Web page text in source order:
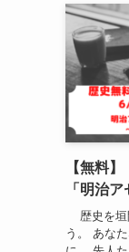
【無料
「明治
歴史を垣
う。 あな